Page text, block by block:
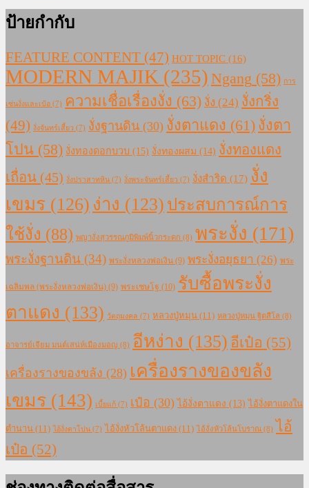
ป้ายกำกับ
FEATURE CONTENT (47) HOT TOPIC (16)
MODERN MAJIK (235) Ngang (58) การ
เซ่นงั่งและเป๋อ (7) ความเชื่อเรื่องงั่ง (63) งั่ง (24) งั่งกริ่ง
(49) งั่งจันทร์เสี้ยว (7) งั่งฐานดิน (30) งั่งตาแดง (61) งั่งตา
โปน (58) งั่งทองดอกบวบ (15) งั่งทองผสม (14) งั่งทองแดง
เถื่อน (45) งั่งปราสาทหิน (7) งั่งพระจันทร์เสี้ยว (7) งั่งสำริด (17) งั่ง
เขมร (126) ง่าง (123) ประสบการณ์การ
ใช้งั่ง (88) พญางั่งสุวรรณภูมิพิมพ์นิ้วกระดก (8) พระงั่ง (171)
พระงั่งฐานดิน (34) พระงั่งหลวงพ่อเงิน (9) พระงั่งอยุธยา (26) พระ
เฉลิมพล (พระงั่งหลวงพ่อเงิน) (9) พระเชษโฐ (10) รับซื้อพระงั่ง
ตาแดง (133) วัตถุมงคล (7) หลวงปู่หมุน (11) หลวงปู่หมุน ฐิตสีโล (8)
อาจารย์เจียม มนต์เสน่ห์เมืองมอญ (8) อีหง่าง (135) อีเป๋อ (55)
เครื่องรางของขลัง (28) เครื่องรางของขลัง
เขมร (143) เบี้ยแก้ (7) เป๋อ (30) ไอ้งั่งตาแดง (13) ไอ้งั่งตาแดงใน
ตำนาน (11) ไอ้งั่งตาโปน (7) ไอ้งั่งหัวโล้นตาแดง (11) ไอ้งั่งหัวโล้นโบราณ (8) ไอ้
เป๋อ (52)